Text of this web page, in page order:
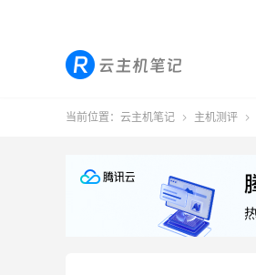
当前位置： 云主机笔记  主机测评 